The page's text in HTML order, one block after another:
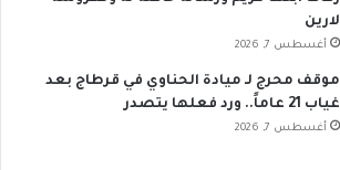
لارين
أغسطس 7, 2026
موقف محرج لـ ميادة الحناوي في قرطاج بعد
غياب 21 عاماً.. ورد فعلها يتصدر
أغسطس 7, 2026